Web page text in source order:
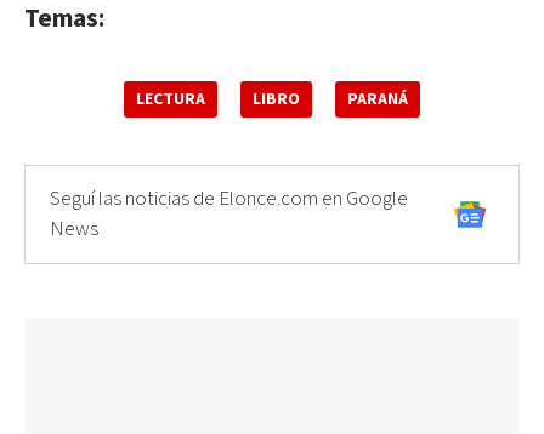
Temas:
LECTURA LIBRO PARANÁ
Seguí las noticias de Elonce.com en Google
News